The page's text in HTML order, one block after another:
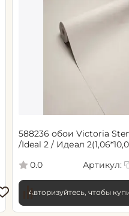
588236 обои Victoria
/Ideal 2 / Идеал
0.0
Артикул:
Авторизуйтесь, чтобы